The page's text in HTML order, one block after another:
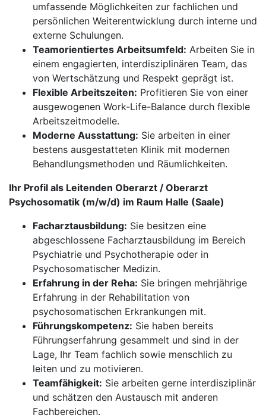
umfassende Möglichkeiten zur fachlichen und
persönlichen Weiterentwicklung durch interne und
externe Schulungen.
Teamorientiertes Arbeitsumfeld: Arbeiten Sie in
einem engagierten, interdisziplinären Team, das
von Wertschätzung und Respekt geprägt ist.
Flexible Arbeitszeiten: Profitieren Sie von einer
ausgewogenen Work-Life-Balance durch flexible
Arbeitszeitmodelle.
Moderne Ausstattung: Sie arbeiten in einer
bestens ausgestatteten Klinik mit modernen
Behandlungsmethoden und Räumlichkeiten.
Ihr Profil als Leitenden Oberarzt / Oberarzt
Psychosomatik (m/w/d) im Raum Halle (Saale)
Facharztausbildung: Sie besitzen eine
abgeschlossene Facharztausbildung im Bereich
Psychiatrie und Psychotherapie oder in
Psychosomatischer Medizin.
Erfahrung in der Reha: Sie bringen mehrjährige
Erfahrung in der Rehabilitation von
psychosomatischen Erkrankungen mit.
Führungskompetenz: Sie haben bereits
Führungserfahrung gesammelt und sind in der
Lage, Ihr Team fachlich sowie menschlich zu
leiten und zu motivieren.
Teamfähigkeit: Sie arbeiten gerne interdisziplinär
und schätzen den Austausch mit anderen
Fachbereichen.